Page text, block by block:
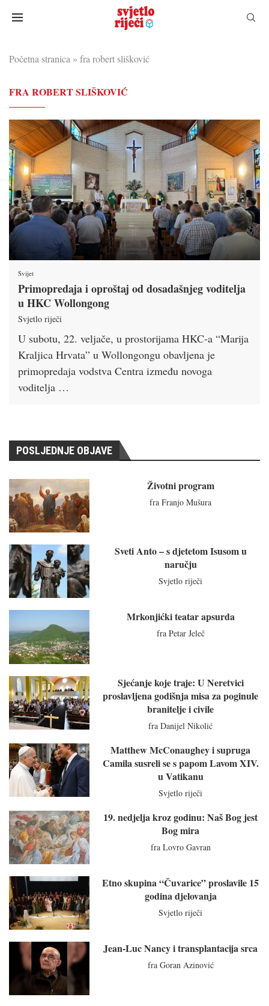
Početna stranica » fra robert slišković
FRA ROBERT SLIŠKOVIĆ
Svijet
Primopredaja i oproštaj od dosadašnjeg voditelja
u HKC Wollongong
Svjetlo riječi
U subotu, 22. veljače, u prostorijama HKC-a “Marija
Kraljica Hrvata” u Wollongongu obavljena je
primopredaja vodstva Centra između novoga
voditelja …
POSLJEDNJE OBJAVE
Životni program
fra Franjo Mušura
Sveti Anto – s djetetom Isusom u
naručju
Svjetlo riječi
Mrkonjićki teatar apsurda
fra Petar Jeleč
Sjećanje koje traje: U Neretvici
proslavljena godišnja misa za poginule
branitelje i civile
fra Danijel Nikolić
Matthew McConaughey i supruga
Camila susreli se s papom Lavom XIV.
u Vatikanu
Svjetlo riječi
19. nedjelja kroz godinu: Naš Bog jest
Bog mira
fra Lovro Gavran
Etno skupina “Čuvarice” proslavile 15
godina djelovanja
Svjetlo riječi
Jean-Luc Nancy i transplantacija srca
fra Goran Azinović